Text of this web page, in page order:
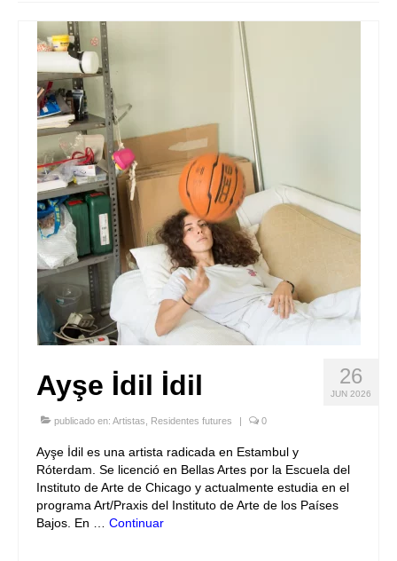
CRUCERO
Quedate con nosotras
Archivo
Contacto
Idioma:
26
JUN 2026
Ayşe İdil İdil
publicado en: Artistas Residentes futures | 0
Ayşe İdil es una artista radicada en Estambul y
Róterdam. Se licenció en Bellas Artes por la Escuela del
Instituto de Arte de Chicago y actualmente estudia en el
programa Art/Praxis del Instituto de Arte de los Países
Bajos. En … Continuar